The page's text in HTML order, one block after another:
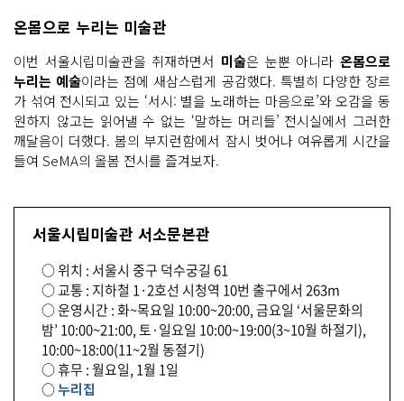
온몸으로 누리는 미술관
이번 서울시립미술관을 취재하면서 미술은 눈뿐 아니라 온몸으로
누리는 예술이라는 점에 새삼스럽게 공감했다. 특별히 다양한 장르
가 섞여 전시되고 있는 ‘서시: 별을 노래하는 마음으로’와 오감을 동
원하지 않고는 읽어낼 수 없는 ‘말하는 머리들’ 전시실에서 그러한
깨달음이 더했다. 봄의 부지런함에서 잠시 벗어나 여유롭게 시간을
들여 SeMA의 올봄 전시를 즐겨보자.
서울시립미술관 서소문본관
○ 위치 : 서울시 중구 덕수궁길 61
○ 교통 : 지하철 1·2호선 시청역 10번 출구에서 263m
○ 운영시간 : 화~목요일 10:00~20:00, 금요일 ‘서울문화의
밤’ 10:00~21:00, 토·일요일 10:00~19:00(3~10월 하절기),
10:00~18:00(11~2월 동절기)
○ 휴무 : 월요일, 1월 1일
○누리집